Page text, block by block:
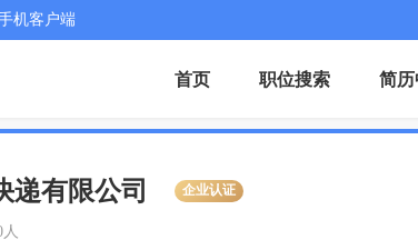
机客户端
首页 职位搜索 简
递有限公司 企业认证
人